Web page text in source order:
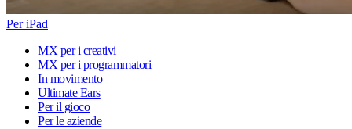
Per iPad
MX per i creativi
MX per i programmatori
In movimento
Ultimate Ears
Per il gioco
Per le aziende